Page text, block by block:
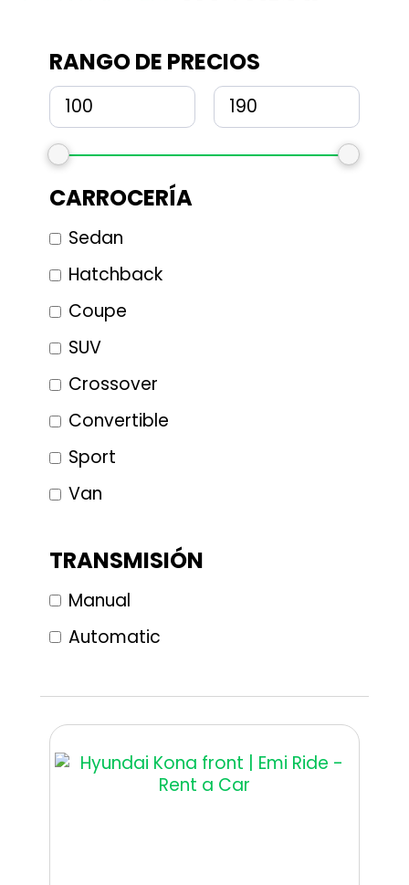
RANGO DE PRECIOS
CARROCERÍA
Sedan
Hatchback
Coupe
SUV
Crossover
Convertible
Sport
Van
TRANSMISIÓN
Manual
Automatic